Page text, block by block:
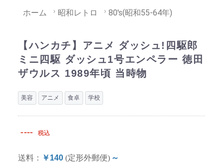
ホーム 昭和レトロ 80's(昭和55-64年)
【ハンカチ】アニメ ダッシュ!四駆郎
ミニ四駆 ダッシュ1号エンペラー 徳田
ザウルス 1989年頃 当時物
美容 アニメ 食卓 学校
---- 税込
送料： ￥140 (定形外郵便) ～